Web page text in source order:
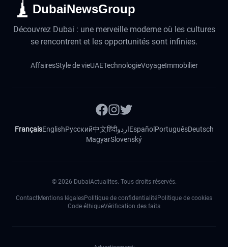
DubaiNewsGroup
Découvrez Dubai : une merveille moderne où les cultures
se rencontrent et les opportunités sont infinies.
AffairesStyle de vieUAETechnologieVoyageImmobilier
FrançaisEnglishРусский中文हिंदीاردوEspañol PortuguêsDeutsch
MagyarSlovenský
© 2026 DubaiActualites. Tous droits réservés.
ContactMentions légalesPolitique de confidentialitéPolitique de cookies
Code éthiqueVérification des faits